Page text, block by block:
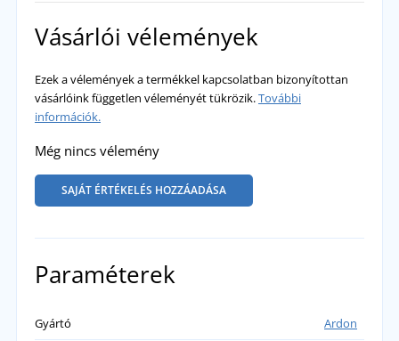
Vásárlói vélemények
Ezek a vélemények a termékkel kapcsolatban bizonyítottan
vásárlóink független véleményét tükrözik.További
információk.
Még nincs vélemény
SAJÁT ÉRTÉKELÉS HOZZÁADÁSA
Paraméterek
Gyártó Ardon